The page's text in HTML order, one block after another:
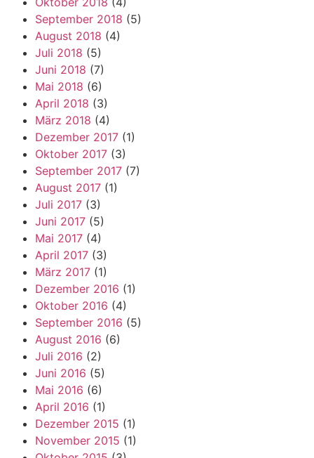
September 2018 (5)
August 2018 (4)
Juli 2018 (5)
Juni 2018 (7)
Mai 2018 (6)
April 2018 (3)
März 2018 (4)
Dezember 2017 (1)
Oktober 2017 (3)
September 2017 (7)
August 2017 (1)
Juli 2017 (3)
Juni 2017 (5)
Mai 2017 (4)
April 2017 (3)
März 2017 (1)
Dezember 2016 (1)
Oktober 2016 (4)
September 2016 (5)
August 2016 (6)
Juli 2016 (2)
Juni 2016 (5)
Mai 2016 (6)
April 2016 (1)
Dezember 2015 (1)
November 2015 (1)